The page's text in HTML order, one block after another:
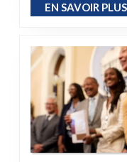
EN SAVOIR PLUS